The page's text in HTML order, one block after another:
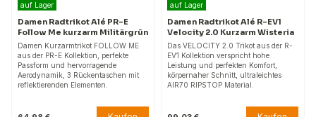
auf Lager
Damen Radtrikot Alé PR-E
Follow Me kurzarm Militärgrün
Damen Kurzarmtrikot FOLLOW ME
aus der PR-E Kollektion, perfekte
Passform und hervorragende
Aerodynamik, 3 Rückentaschen mit
reflektierenden Elementen.
auf Lager
Damen Radtrikot Alé R-EV1
Velocity 2.0 Kurzarm Wisteria
Das VELOCITY 2.0 Trikot aus der R-
EV1 Kollektion verspricht hohe
Leistung und perfekten Komfort,
körpernaher Schnitt, ultraleichtes
AIR70 RIPSTOP Material.